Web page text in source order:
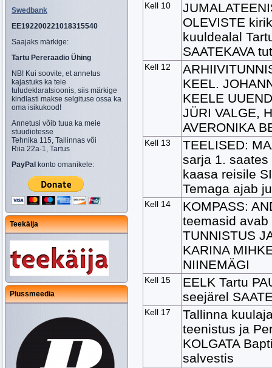
Swedbank
EE192200221018315540
Saajaks märkige:
Tartu Pereraadio Ühing
NB! Kui soovite, et annetus
kajastuks ka teie
tuludeklaratsioonis, siis märkige
kindlasti makse selgituse ossa ka
oma isikukood!
Annetusi võib tuua ka meie
stuudiotesse
Tehnika 115, Tallinnas või
Riia 22a-1, Tartus
PayPal konto omanikele:
Teekäija
Plussmeedia
Kell 10
OLEVISTE
kuuldealal
SAATEKAVA
Kell 12
KEEL.
KEELE
JÜRI VALGE,
AVERONIKA
Kell 13
TEELISED:
sarja 1. saates
kaasa reisile
Temaga ajab
Kell 14
KOMPASS:
teemasid avab
TUNNISTUS
KARINA
NIINEMÄGI
Kell 15
EELK Tartu
seejärel
Kell 17
Tallinna
teenistus ja
KOLGATA
salvestis